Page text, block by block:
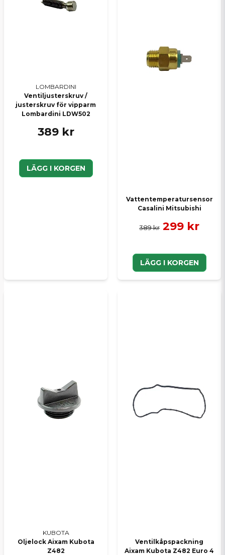
LOMBARDINI
Ventiljusterskruv /
justerskruv för vipparm
Lombardini LDW502
389 kr
LÄGG I KORGEN
Vattentemperatursensor
Casalini Mitsubishi
389 kr 299 kr
LÄGG I KORGEN
KUBOTA
Oljelock Aixam Kubota
Z482
Ventilkåpspackning
Aixam Kubota Z482 Euro 4